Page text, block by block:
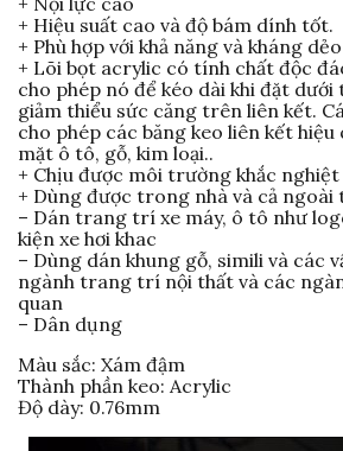
+ Hiệu suất cao và độ bám dính tốt.
+ Phù hợp với khả năng và kháng
+ Lõi bọt acrylic có tính chất độc
cho phép nó để kéo dài khi đặt dưới
giảm thiểu sức căng trên liên kết.
cho phép các băng keo liên kết hiệu
mặt ô tô, gỗ, kim loại..
+ Chịu được môi trường khắc nghiệt
+ Dùng được trong nhà và cả ngoài
– Dán trang trí xe máy, ô tô như
kiện xe hơi khac
– Dùng dán khung gỗ, simili và các
ngành trang trí nội thất và các
quan
– Dân dụng
Màu sắc: Xám đậm
Thành phần keo: Acrylic
Độ dày: 0.76mm